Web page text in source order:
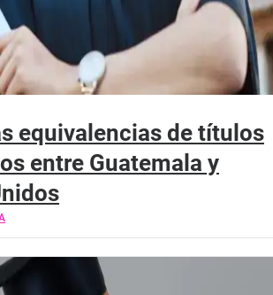
equivalencias de títulos
entre Guatemala y